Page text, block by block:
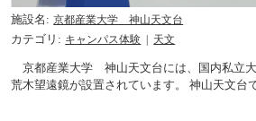
施設名
京都産業大学 神山天文台
カテゴリ
キャンパス体験 天文
京都産業大学 神山天文台には、国内私立大
荒木望遠鏡が設置されています。 神山天文台